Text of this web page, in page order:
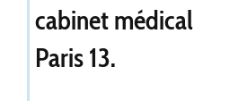
cabinet médical
Paris 13.